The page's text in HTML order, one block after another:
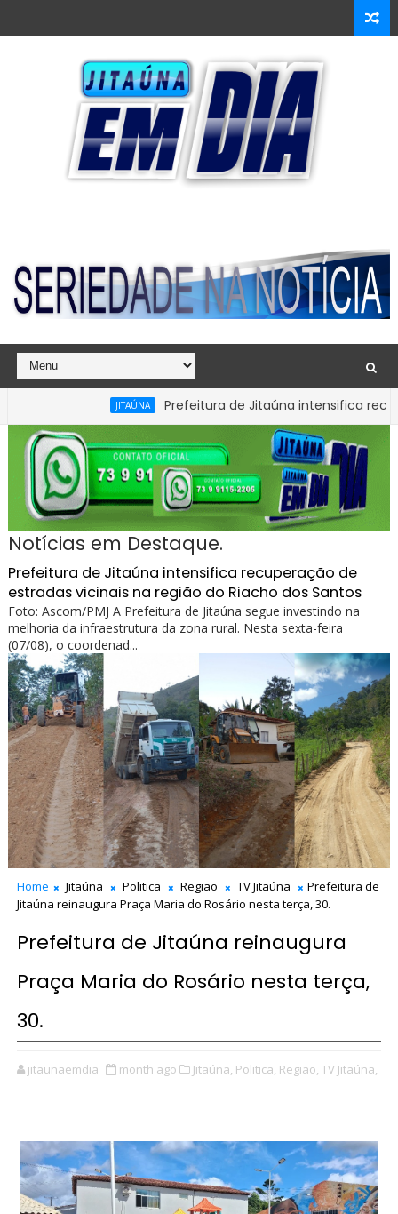
Prefeitura de Jitaúna intensifica recuperação
Notícias em Destaque.
Prefeitura de Jitaúna intensifica recuperação de
estradas vicinais na região do Riacho dos Santos
Foto: Ascom/PMJ A Prefeitura de Jitaúna segue investindo na
melhoria da infraestrutura da zona rural. Nesta sexta-feira
(07/08), o coordenad...
Home Jitaúna Politica Região TV Jitaúna
Prefeitura de
Jitaúna reinaugura Praça Maria do Rosário nesta terça, 30.
Prefeitura de Jitaúna reinaugura
Praça Maria do Rosário nesta terça,
30.
jitaunaemdia month ago Jitaúna, Politica, Região, TV Jitaúna,